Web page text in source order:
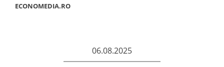
ECONOMEDIA.RO
06.08.2025